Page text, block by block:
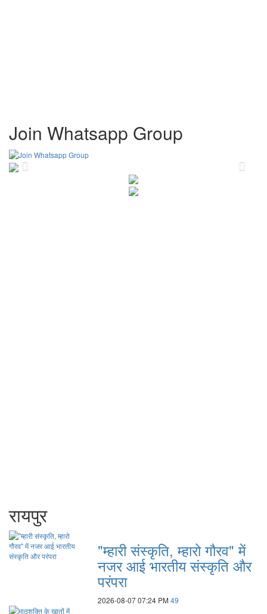
Join Whatsapp Group
Previous Next
रायपुर
"म्हारी संस्कृति, म्हारो गौरव" में
नजर आई भारतीय संस्कृति और
परंपरा
2026-08-07 07:24 PM 49